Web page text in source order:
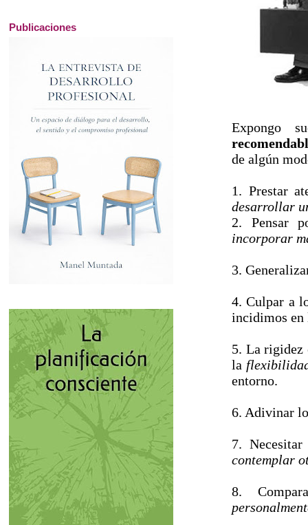
Expongo
de algún
1. Prestar
desarrollar
2. Pensar
incorporar
3.
4. Culpar a
incidimos en
5. La rigidez
la
entorno.
6. Adivinar
7.
contemplar
8.
Publicaciones